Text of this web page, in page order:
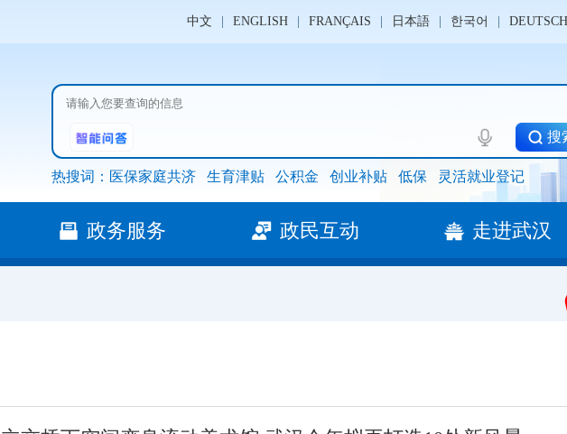
中文 ENGLISH FRANÇAIS 日本語 한국어 DEUTSCH
搜
热搜词： 医保家庭共济 生育津贴 公积金 创业补贴 低保 灵活就业登记
政务服务 政民互动 走进武汉